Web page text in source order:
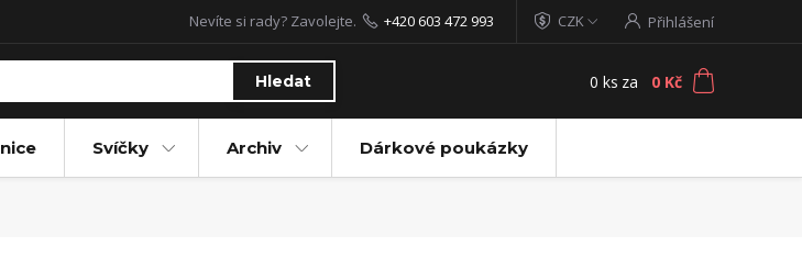
CZK Přihlášení
Hledat
Nevíte si rady? Zavolejte. +420 603 472 993
0 ks za 0 Kč
Svíčky Archiv Dárkové poukázky